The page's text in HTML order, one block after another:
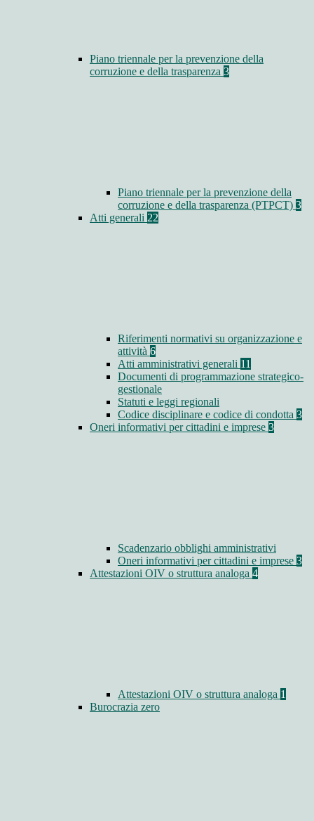
Piano triennale per la prevenzione della
corruzione e della trasparenza 3
Piano triennale per la prevenzione della
corruzione e della trasparenza (PTPCT) 3
Atti generali 22
Riferimenti normativi su organizzazione e
attività 6
Atti amministrativi generali 11
Documenti di programmazione strategico-
gestionale
Statuti e leggi regionali
Codice disciplinare e codice di condotta 3
Oneri informativi per cittadini e imprese 3
Scadenzario obblighi amministrativi
Oneri informativi per cittadini e imprese 3
Attestazioni OIV o struttura analoga 4
Attestazioni OIV o struttura analoga 1
Burocrazia zero